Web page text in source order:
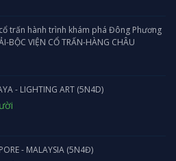
trấn hành trình khám phá Đông Phương
BỘC VIỆN CỔ TRẤN-HÀNG CHÂU
- LIGHTING ART (5N4D)
- MALAYSIA (5N4Đ)